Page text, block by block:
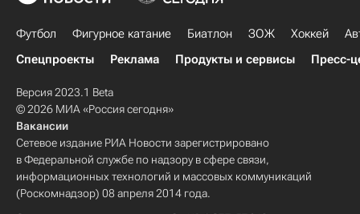
Футбол Фигурное катание Биатлон ЗОЖ Хоккей
Спецпроекты
Реклама Продукты и сервисы Пресс-
Версия 2023.1 Beta
© 2026 МИА «Россия сегодня»
Вакансии
Сетевое издание РИА Новости зарегистрировано
в Федеральной службе по надзору в сфере связи,
информационных технологий и массовых коммуникаций
(Роскомнадзор) 08 апреля 2014 года.